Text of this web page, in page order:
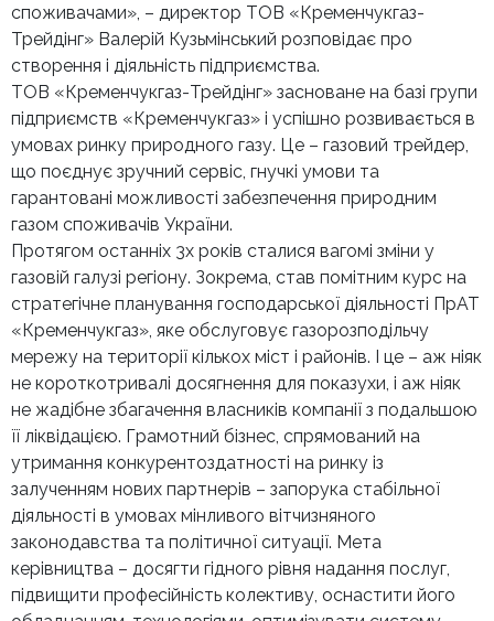
споживачами», – директор ТОВ «Кременчукгаз-
Трейдінг» Валерій Кузьмінський розповідає про
створення і діяльність підприємства.
ТОВ «Кременчукгаз-Трейдінг» засноване на базі групи
підприємств «Кременчукгаз» і успішно розвивається в
умовах ринку природного газу. Це – газовий трейдер,
що поєднує зручний сервіс, гнучкі умови та
гарантовані можливості забезпечення природним
газом споживачів України.
Протягом останніх 3х років сталися вагомі зміни у
газовій галузі регіону. Зокрема, став помітним курс на
стратегічне планування господарської діяльності ПрАТ
«Кременчукгаз», яке обслуговує газорозподільчу
мережу на території кількох міст і районів. І це – аж ніяк
не короткотривалі досягнення для показухи, і аж ніяк
не жадібне збагачення власників компанії з подальшою
її ліквідацією. Грамотний бізнес, спрямований на
утримання конкурентоздатності на ринку із
залученням нових партнерів – запорука стабільної
діяльності в умовах мінливого вітчизняного
законодавства та політичної ситуації. Мета
керівництва – досягти гідного рівня надання послуг,
підвищити професійність колективу, оснастити його